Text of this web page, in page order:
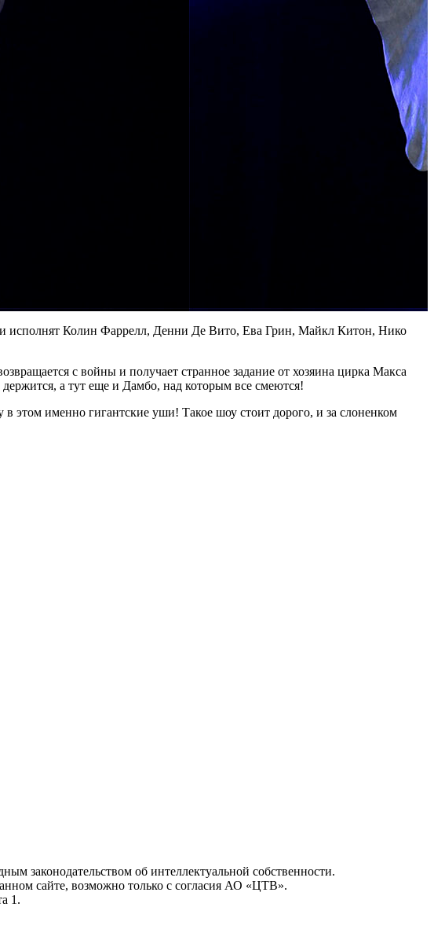
исполнят Колин Фаррелл, Денни Де Вито, Ева Грин, Майкл Китон, Нико
с войны и получает странное задание от хозяина цирка Макса
а тут еще и Дамбо, над которым все смеются!
именно гигантские уши! Такое шоу стоит дорого, и за слоненком
законодательством об интеллектуальной собственности.
сайте, возможно только с согласия АО «ЦТВ».
1.